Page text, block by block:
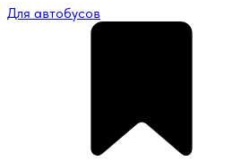
Для автобусов